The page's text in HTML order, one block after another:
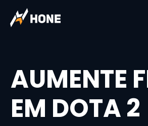
AUMENTE
EM DOTA 2